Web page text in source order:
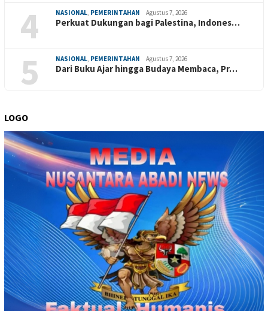
4 NASIONAL PEMERINTAHAN Agustus 7, 2026
Perkuat Dukungan bagi Palestina, Indones…
5 NASIONAL PEMERINTAHAN Agustus 7, 2026
Dari Buku Ajar hingga Budaya Membaca, Pr…
LOGO